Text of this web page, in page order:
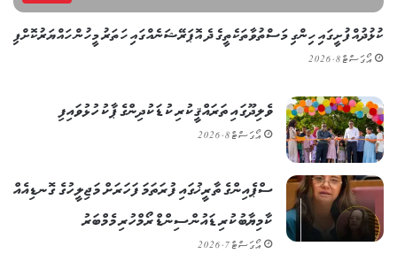
ކުޅުދުއްފުށީގައި ހިންގި މަސްތުވާތަކެތީގެ ދެ އޮޕަރޭޝަނެއްގައި ހަތަރު މީހުން ހައްޔަރުކޮށްފި
އޯގަސްޓް 8, 2026
ވެލިދޫގައި ތަރައްޤީކުރި ކުޑަކުދިންގެ ޕާކު ހުޅުވައިފި
އޯގަސްޓް 8, 2026
ސްޕެއިންގެ ތާރީޚުގައި ފުރަތަމަ ފަހަރަށް މަޖިލީހުގެ ގޮނޑިއެއް
ކާމިޔާބުކުރި ޑައުން ސިންޑްރޯމްހުރި މެމްބަރު
އޯގަސްޓް 7, 2026